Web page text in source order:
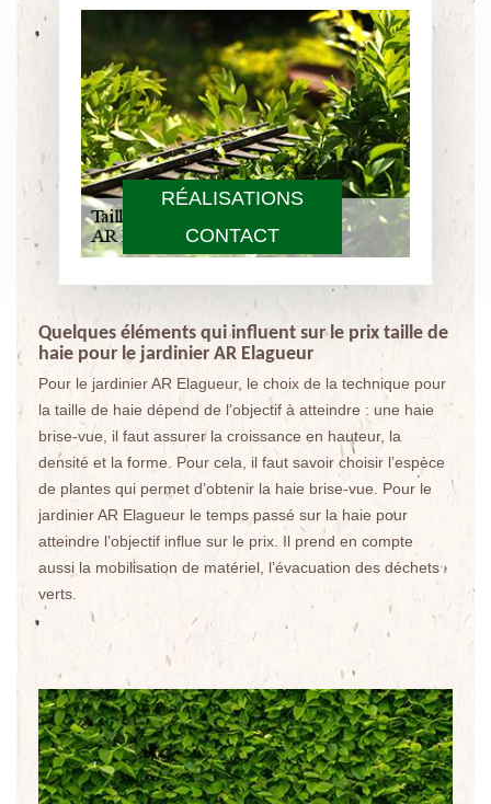
RÉALISATIONS
CONTACT
Quelques éléments qui influent sur le prix taille de
haie pour le jardinier AR Elagueur
Pour le jardinier AR Elagueur, le choix de la technique pour
la taille de haie dépend de l’objectif à atteindre : une haie
brise-vue, il faut assurer la croissance en hauteur, la
densité et la forme. Pour cela, il faut savoir choisir l’espèce
de plantes qui permet d’obtenir la haie brise-vue. Pour le
jardinier AR Elagueur le temps passé sur la haie pour
atteindre l’objectif influe sur le prix. Il prend en compte
aussi la mobilisation de matériel, l’évacuation des déchets
verts.